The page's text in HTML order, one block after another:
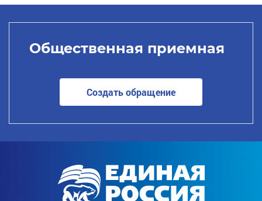
Общественная приемная
Создать обращение